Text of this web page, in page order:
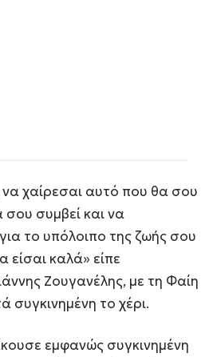
χαίρεσαι αυτό που θα σου
σου συμβεί και να
το υπόλοιπο της ζωής σου
είσαι καλά» είπε
Ζουγανέλης, με τη Φαίη
συγκινημένη το χέρι.
εμφανώς συγκινημένη